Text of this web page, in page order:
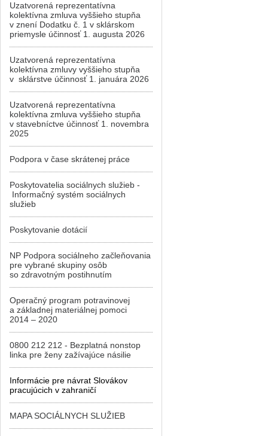
Uzatvorená reprezentatívna
kolektívna zmluva vyššieho stupňa
v znení Dodatku č. 1 v sklárskom
priemysle účinnosť 1. augusta 2026
Uzatvorená reprezentatívna
kolektívna zmluvy vyššieho stupňa
v sklárstve účinnosť 1. januára 2026
Uzatvorená reprezentatívna
kolektívna zmluva vyššieho stupňa
v stavebníctve účinnosť 1. novembra
2025
Podpora v čase skrátenej práce
Poskytovatelia sociálnych služieb -
Informačný systém sociálnych
služieb
Poskytovanie dotácií
NP Podpora sociálneho začleňovania
pre vybrané skupiny osôb
so zdravotným postihnutím
Operačný program potravinovej
a základnej materiálnej pomoci
2014 – 2020
0800 212 212 - Bezplatná nonstop
linka pre ženy zažívajúce násilie
Informácie pre návrat Slovákov
pracujúcich v zahraničí
MAPA SOCIÁLNYCH SLUŽIEB